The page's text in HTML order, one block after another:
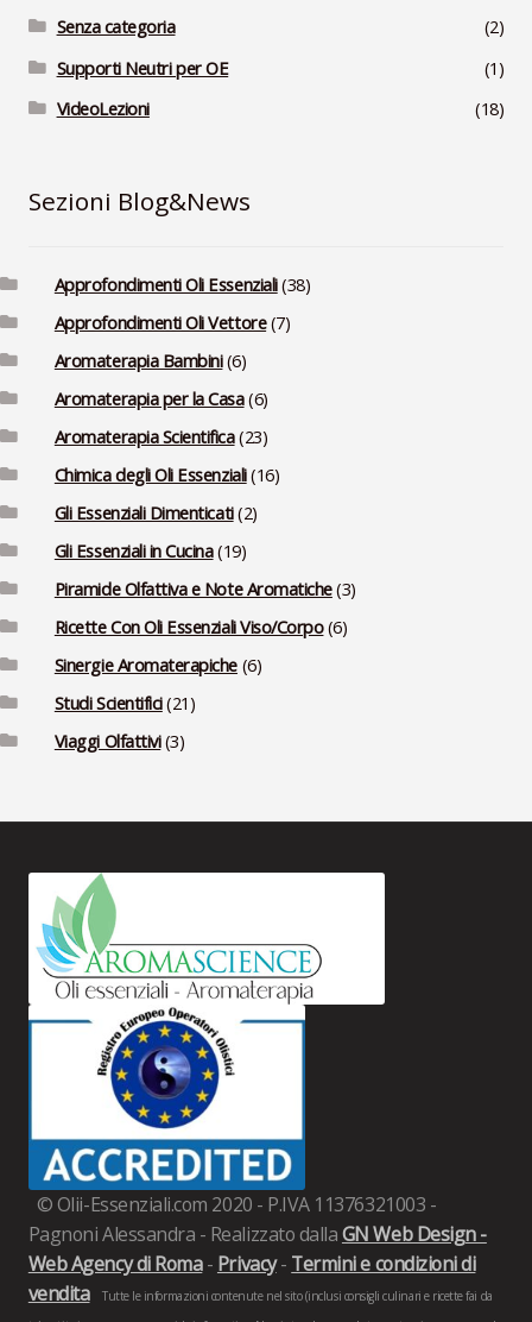
Senza categoria
(2)
Supporti Neutri per OE
(1)
VideoLezioni
(18)
Sezioni Blog&News
Approfondimenti Oli Essenziali(38)
Approfondimenti Oli Vettore(7)
Aromaterapia Bambini(6)
Aromaterapia per la Casa(6)
Aromaterapia Scientifica(23)
Chimica degli Oli Essenziali(16)
Gli Essenziali Dimenticati(2)
Gli Essenziali in Cucina(19)
Piramide Olfattiva e Note Aromatiche(3)
Ricette Con Oli Essenziali Viso/Corpo(6)
Sinergie Aromaterapiche (6)
Studi Scientifici(21)
Viaggi Olfattivi(3)
© Olii-Essenziali.com 2020 - P.IVA 11376321003 -
Pagnoni Alessandra - Realizzato dallaGN Web Design -
Web Agency di Roma- Privacy- Termini e condizioni di
vendita
Tutte le informazioni contenute nel sito (inclusi consigli culinari e ricette fai da